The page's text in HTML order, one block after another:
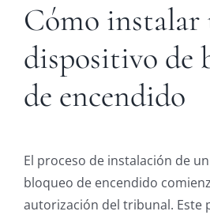
Cómo instalar
dispositivo de
de encendido
El proceso de instalación de
bloqueo de encendido
autorización del tribunal. Este